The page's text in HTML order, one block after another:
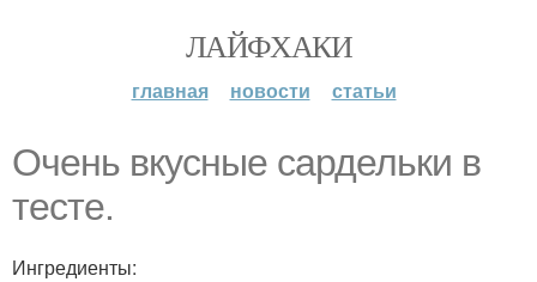
ЛАЙФХАКИ
главная новости статьи
Очень вкусные сардельки в
тесте.
Ингредиенты: